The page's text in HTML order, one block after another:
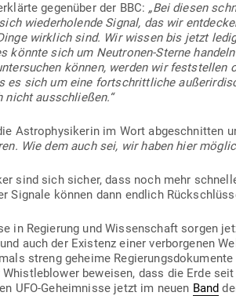
gegenüber der BBC: „Bei diesen
wie­der­ho­lende Signal, das wir
wirklich sind. Wir wissen bis jetzt
könnte sich um Neu­tronen-Sterne
können, werden wir
es sich um eine fort­schritt­liche
ausschließen.“
Astro­phy­si­kerin im Wort abge­schnitten
Wie dem auch sei, wir haben hier
sind sich sicher, dass noch mehr
Signale können dann endlich
in Regierung und Wis­sen­schaft sorgen
auch der Existenz einer ver­bor­genen
streng geheime
beweisen, dass die Erde
UFO-Geheim­nisse jetzt im neuen Band